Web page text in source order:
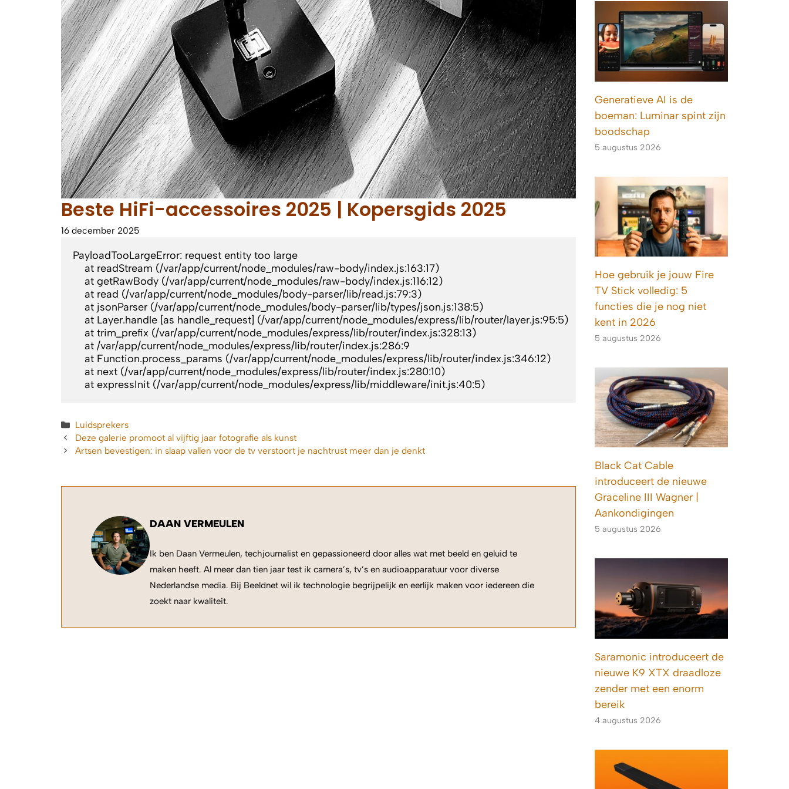
Beste HiFi-accessoires 2025 | Kopersgids 2025
16 december 2025
PayloadTooLargeError: request entity too large
at readStream (/var/app/current/node_modules/raw-body/index.js:163:17)
at getRawBody (/var/app/current/node_modules/raw-body/index.js:116:12)
at read (/var/app/current/node_modules/body-parser/lib/read.js:79:3)
at jsonParser (/var/app/current/node_modules/body-parser/lib/types/json.js:138:5)
at Layer.handle [as handle_request] (/var/app/current/node_modules/express/lib/router/layer.js:95:5)
at trim_prefix (/var/app/current/node_modules/express/lib/router/index.js:328:13)
at /var/app/current/node_modules/express/lib/router/index.js:286:9
at Function.process_params (/var/app/current/node_modules/express/lib/router/index.js:346:12)
at next (/var/app/current/node_modules/express/lib/router/index.js:280:10)
at expressInit (/var/app/current/node_modules/express/lib/middleware/init.js:40:5)
Categorieën
Luidsprekers
Deze galerie promoot al vijftig jaar fotografie als kunst
Artsen bevestigen: in slaap vallen voor de tv verstoort je nachtrust meer dan je denkt
DAAN VERMEULEN
Ik ben Daan Vermeulen, techjournalist en gepassioneerd door alles wat met beeld en geluid te
maken heeft. Al meer dan tien jaar test ik camera’s, tv’s en audioapparatuur voor diverse
Nederlandse media. Bij Beeldnet wil ik technologie begrijpelijk en eerlijk maken voor iedereen die
zoekt naar kwaliteit.
Generatieve AI is de
boeman: Luminar spint zijn
boodschap
5 augustus 2026
Hoe gebruik je jouw Fire
TV Stick volledig: 5
functies die je nog niet
kent in 2026
5 augustus 2026
Black Cat Cable
introduceert de nieuwe
Graceline III Wagner |
Aankondigingen
5 augustus 2026
Saramonic introduceert de
nieuwe K9 XTX draadloze
zender met een enorm
bereik
4 augustus 2026